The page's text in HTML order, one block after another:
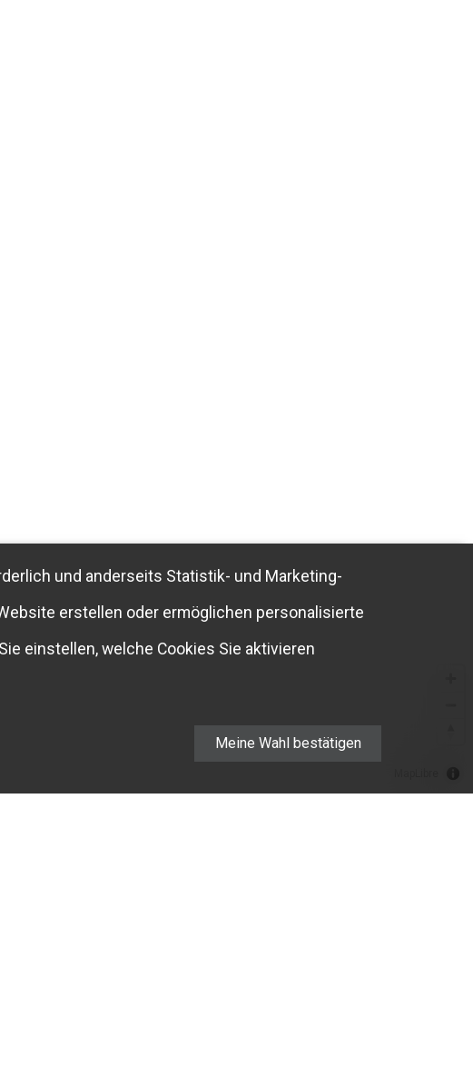
und anderseits Statistik- und Marketing-
erstellen oder ermöglichen personalisierte
einstellen, welche Cookies Sie aktivieren
Meine Wahl bestätigen